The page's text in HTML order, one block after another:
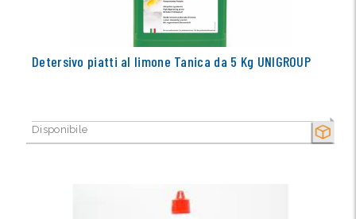
SECCO
Detersivo piatti al limone Tanica da 5 Kg UNIGROUP
Disponibile